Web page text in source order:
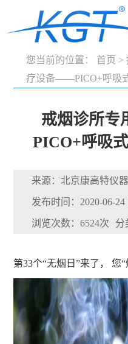
您当前的位置： 首页 >
疗设备——PICO+呼吸
戒烟诊所
PICO+呼吸
来源：北京康高特仪
发布时间：2020-06-24
浏览次数：6524次 分
第33个“无烟日”来了， 您